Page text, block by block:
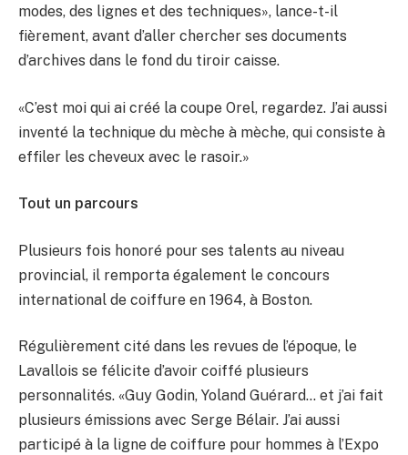
modes, des lignes et des techniques», lance-t-il
fièrement, avant d’aller chercher ses documents
d’archives dans le fond du tiroir caisse.
«C’est moi qui ai créé la coupe Orel, regardez. J’ai aussi
inventé la technique du mèche à mèche, qui consiste à
effiler les cheveux avec le rasoir.»
Tout un parcours
Plusieurs fois honoré pour ses talents au niveau
provincial, il remporta également le concours
international de coiffure en 1964, à Boston.
Régulièrement cité dans les revues de l’époque, le
Lavallois se félicite d’avoir coiffé plusieurs
personnalités. «Guy Godin, Yoland Guérard… et j’ai fait
plusieurs émissions avec Serge Bélair. J’ai aussi
participé à la ligne de coiffure pour hommes à l’Expo